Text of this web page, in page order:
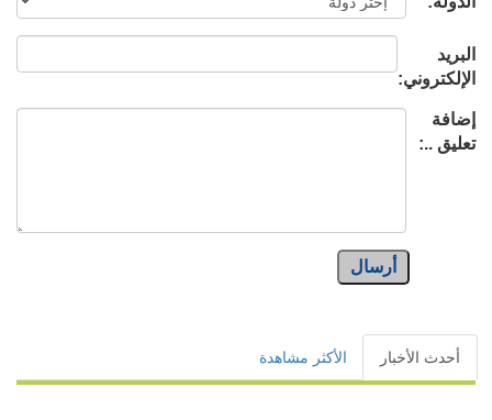
البريد
الإلكتروني:
إضافة
تعليق ..:
أرسال
أحدث الأخبار الأكثر مشاهدة